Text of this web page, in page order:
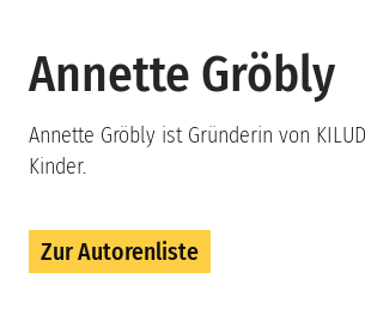
Annette Gröbly
Annette Gröbly ist Gründerin von
Kinder.
Zur Autorenliste